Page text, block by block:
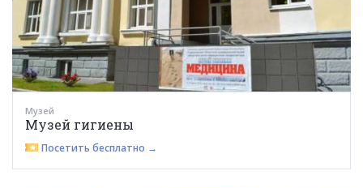
Музей
Музей гигиены
Посетить бесплатно →